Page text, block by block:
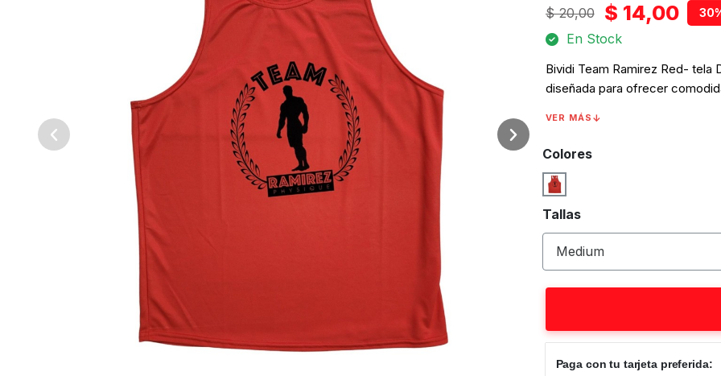
$ 20,00 $ 14,00
En Stock
Bividi Team Ramirez Red- tela
diseñada para ofrecer
como un. Es ideal para usar
física que exija confort y
VER MÁS
Colores
Tallas
Paga con tu tarjeta preferida: